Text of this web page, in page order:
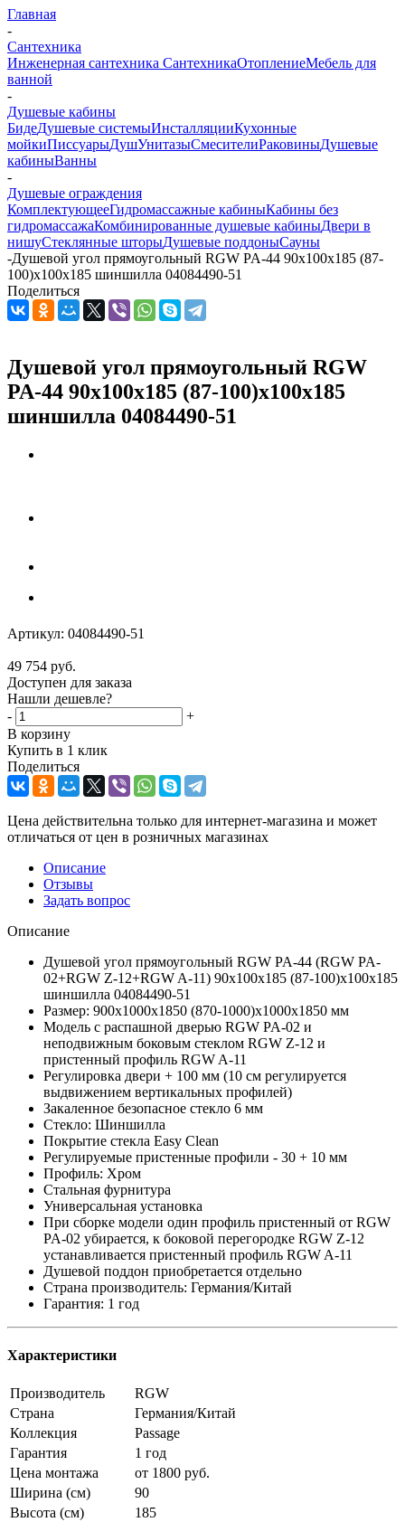
Главная
-
Сантехника
Инженерная сантехника СантехникаОтоплениеМебель для
ванной
-
Душевые кабины
БидеДушевые системыИнсталляцииКухонные
мойкиПиссуарыДушУнитазыСмесителиРаковиныДушевые
кабиныВанны
-
Душевые ограждения
КомплектующееГидромассажные кабиныКабины без
гидромассажаКомбинированные душевые кабиныДвери в
нишуСтеклянные шторыДушевые поддоныСауны
-Душевой угол прямоугольный RGW PA-44 90х100х185 (87-
100)х100х185 шиншилла 04084490-51
Поделиться
Душевой угол прямоугольный RGW
PA-44 90х100х185 (87-100)х100х185
шиншилла 04084490-51
Артикул: 04084490-51
49 754 руб.
Доступен для заказа
Нашли дешевле?
-
+
В корзину
Купить в 1 клик
Поделиться
Цена действительна только для интернет-магазина и может
отличаться от цен в розничных магазинах
Описание
Отзывы
Задать вопрос
Описание
Душевой угол прямоугольный RGW PA-44 (RGW PA-
02+RGW Z-12+RGW A-11) 90х100х185 (87-100)х100х185
шиншилла 04084490-51
Размер: 900х1000х1850 (870-1000)х1000х1850 мм
Модель с распашной дверью RGW PA-02 и
неподвижным боковым стеклом RGW Z-12 и
пристенный профиль RGW A-11
Регулировка двери + 100 мм (10 см регулируется
выдвижением вертикальных профилей)
Закаленное безопасное стекло 6 мм
Стекло: Шиншилла
Покрытие стекла Easy Clean
Регулируемые пристенные профили - 30 + 10 мм
Профиль: Хром
Стальная фурнитура
Универсальная установка
При сборке модели один профиль пристенный от RGW
PA-02 убирается, к боковой перегородке RGW Z-12
устанавливается пристенный профиль RGW A-11
Душевой поддон приобретается отдельно
Страна производитель: Германия/Китай
Гарантия: 1 год
Характеристики
Производитель
RGW
Страна
Германия/Китай
Коллекция
Passage
Гарантия
1 год
Цена монтажа
от 1800 руб.
Ширина (см)
90
Высота (см)
185